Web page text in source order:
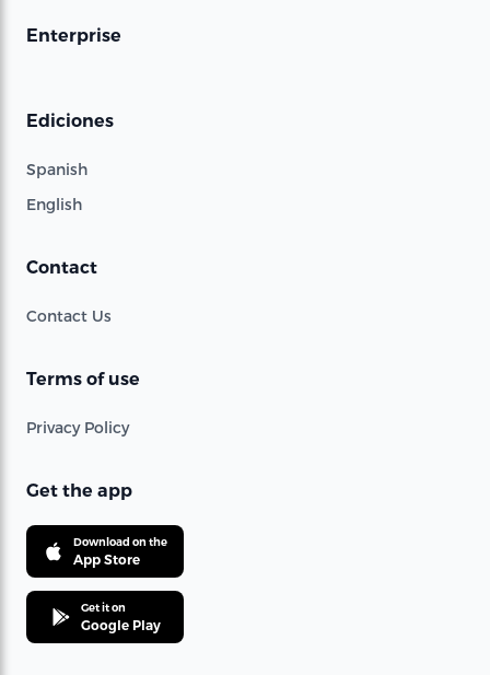
Enterprise
Ediciones
Spanish
English
Contact
Contact Us
Terms of use
Privacy Policy
Get the app
Download on the
App Store
Get it on
Google Play